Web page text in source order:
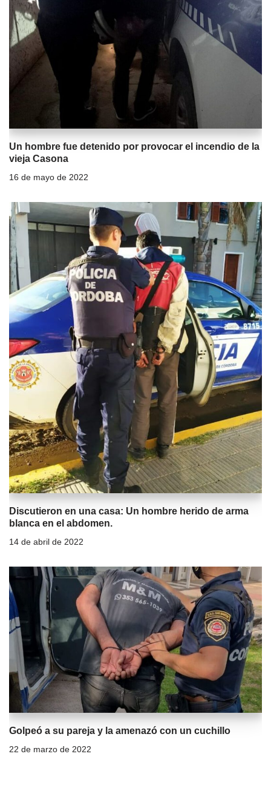
Un hombre fue detenido por provocar el incendio de la
vieja Casona
16 de mayo de 2022
Discutieron en una casa: Un hombre herido de arma
blanca en el abdomen.
14 de abril de 2022
Golpeó a su pareja y la amenazó con un cuchillo
22 de marzo de 2022